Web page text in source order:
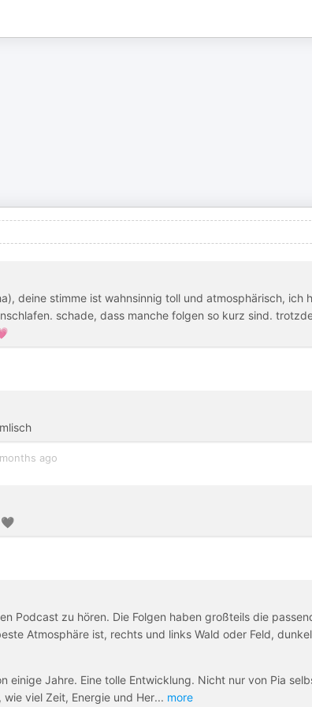
deine stimme ist wahnsinnig toll und atmosphärisch, ich
schade, dass manche folgen so kurz sind.
ago
🖤
Podcast zu hören. Die Folgen haben großteils die
Atmosphäre ist, rechts und links Wald oder Feld, dunkel
einige Jahre. Eine tolle Entwicklung. Nicht nur von Pia
viel Zeit, Energie und Her... more